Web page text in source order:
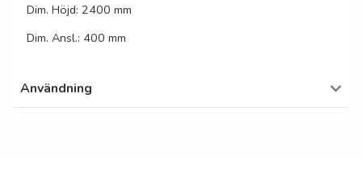
Dim. Höjd: 2400 mm
Dim. Ansl.: 400 mm
Användning